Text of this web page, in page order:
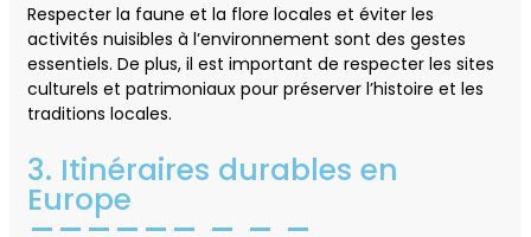
Respecter la faune et la flore locales et éviter les
activités nuisibles à l’environnement sont des gestes
essentiels. De plus, il est important de respecter les sites
culturels et patrimoniaux pour préserver l’histoire et les
traditions locales.
3. Itinéraires durables en
Europe